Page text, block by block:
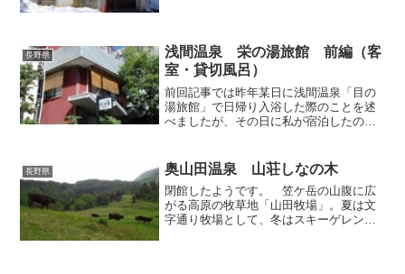
の神様でありますが、そんな...
長野県
浅間温泉 栄の湯旅館 前編（客
室・貸切風呂）
前回記事では昨年某日に浅間温泉「目の
湯旅館」で日帰り入浴した際のことを述
べましたが、その日に私が宿泊したのは
ら朝食付きのプランで手頃なお宿を探し
ていたところ、こちらが目...
長野県 奥山田温泉 山荘しなの木
閉館したようです。 笠ケ岳の山腹に広
がる高原の牧草地「山田牧場」。夏は文
字通り牧場として、冬はスキーゲレンデ